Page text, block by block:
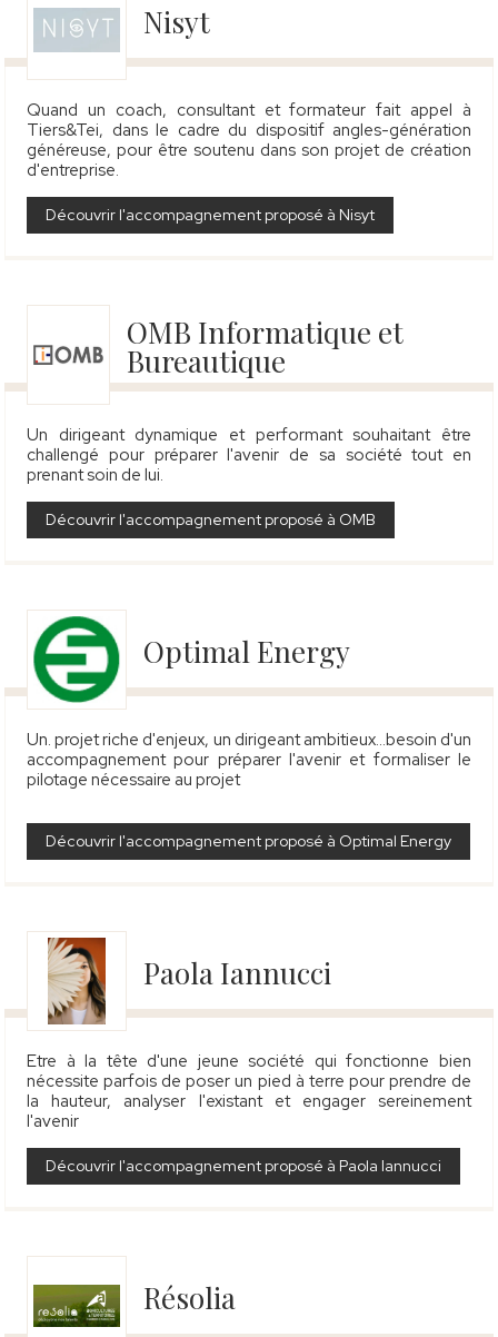
Nisyt
Quand un coach, consultant et formateur fait appel à
Tiers&Tei, dans le cadre du dispositif angles-génération
généreuse, pour être soutenu dans son projet de création
d'entreprise.
Découvrir l'accompagnement proposé à Nisyt
OMB Informatique et
Bureautique
Un dirigeant dynamique et performant souhaitant être
challengé pour préparer l'avenir de sa société tout en
prenant soin de lui.
Découvrir l'accompagnement proposé à OMB
Optimal Energy
Un. projet riche d'enjeux, un dirigeant ambitieux...besoin d'un
accompagnement pour préparer l'avenir et formaliser le
pilotage nécessaire au projet
Découvrir l'accompagnement proposé à Optimal Energy
Paola Iannucci
Etre à la tête d'une jeune société qui fonctionne bien
nécessite parfois de poser un pied à terre pour prendre de
la hauteur, analyser l'existant et engager sereinement
l'avenir
Découvrir l'accompagnement proposé à Paola Iannucci
Résolia